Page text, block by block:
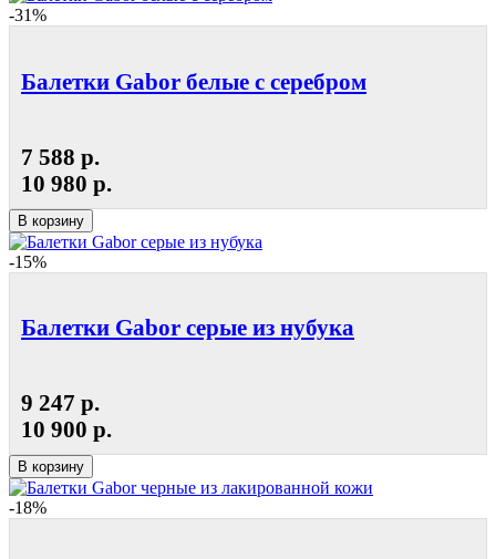
-31%
Балетки Gabor белые с серебром
7 588 р.
10 980 р.
В корзину
-15%
Балетки Gabor серые из нубука
9 247 р.
10 900 р.
В корзину
-18%